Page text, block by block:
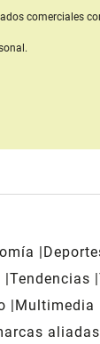
comerciales
Tendencias
Multimedia
aliadas